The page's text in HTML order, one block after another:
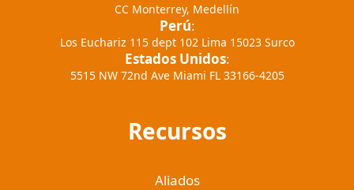
CC Monterrey, Medellín
Perú:
Los Euchariz 115 dept 102 Lima 15023 Surco
Estados Unidos:
5515 NW 72nd Ave Miami FL 33166-4205
Recursos
Aliados